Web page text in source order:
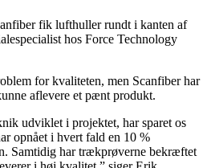
fik lufthuller rundt i kanten af
hos Force Technology
for kvaliteten, men Scanfiber har
aflevere et pænt produkt.
udviklet i projektet, har sparet os
opnået i hvert fald en 10 %
Samtidig har trækprøverne bekræftet